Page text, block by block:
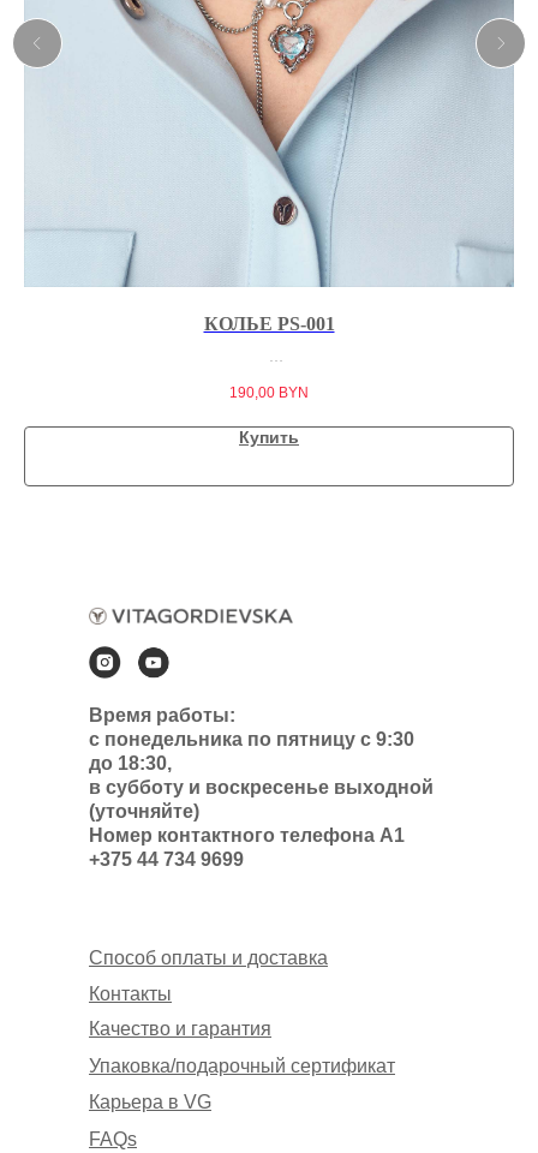
КОЛЬЕ PS-001
190,00 BYN
Купить
Время работы:
с понедельника по пятницу с 9:30
до 18:30,
в субботу и воскресенье выходной
(уточняйте)
Номер контактного телефона А1
+375 44 734 9699
Способ оплаты и доставка
Контакты
Упаковка/подарочный сертификат
FAQs
Карьера в VG
Качество и гарантия